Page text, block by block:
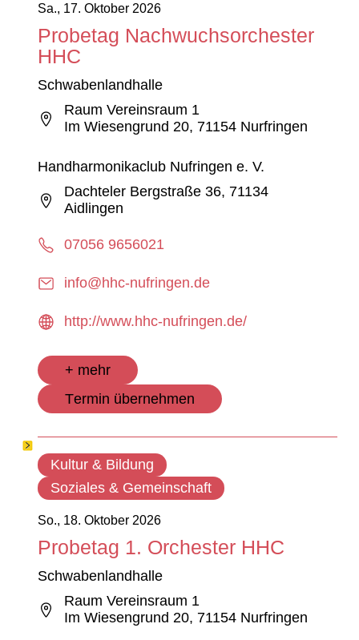
Sa., 17. Oktober 2026
Probetag Nachwuchsorchester
HHC
Schwabenlandhalle
Raum Vereinsraum 1
Im Wiesengrund 20, 71154 Nurfringen
Handharmonikaclub Nufringen e. V.
Dachteler Bergstraße 36, 71134
Aidlingen
07056 9656021
info@hhc-nufringen.de
http://www.hhc-nufringen.de/
+ mehr
Termin übernehmen
So., 18. Oktober 2026
Probetag 1. Orchester HHC
Schwabenlandhalle
Raum Vereinsraum 1
Im Wiesengrund 20, 71154 Nurfringen
Kultur & Bildung
Soziales & Gemeinschaft